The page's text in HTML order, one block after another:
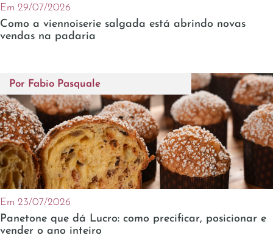
Em 29/07/2026
Como a viennoiserie salgada está abrindo novas
vendas na padaria
Por Fabio Pasquale
Em 23/07/2026
Panetone que dá Lucro: como precificar, posicionar e
vender o ano inteiro